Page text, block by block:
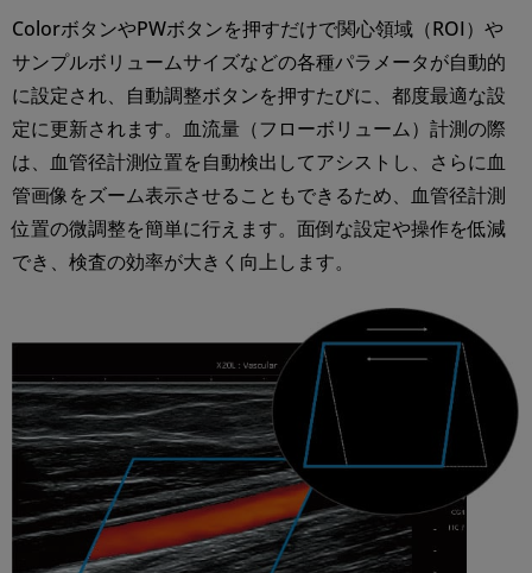
ColorボタンやPWボタンを押すだけで関心領域（ROI）や
サンプルボリュームサイズなどの各種パラメータが自動的
に設定され、自動調整ボタンを押すたびに、都度最適な設
定に更新されます。血流量（フローボリューム）計測の際
は、血管径計測位置を自動検出してアシストし、さらに血
管画像をズーム表示させることもできるため、血管径計測
位置の微調整を簡単に行えます。面倒な設定や操作を低減
でき、検査の効率が大きく向上します。